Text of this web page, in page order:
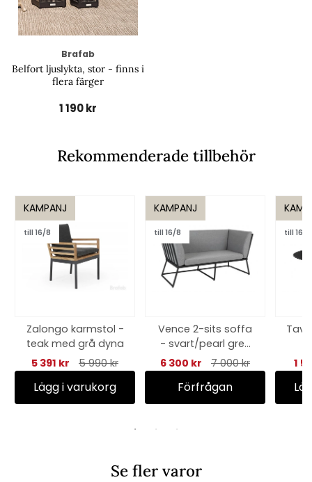
Brafab
Belfort ljuslykta, stor - finns i
flera färger
1 190 kr
Rekommenderade tillbehör
KAMPANJ
till 16/8
Zalongo karmstol -
teak med grå dyna
5 391 kr
5 990 kr
Lägg i varukorg
KAMPANJ
till 16/8
Vence 2-sits soffa
- svart/pearl grey
dyna
6 300 kr 7 000 kr
Förfrågan
till 16/8
1
Se fler varor